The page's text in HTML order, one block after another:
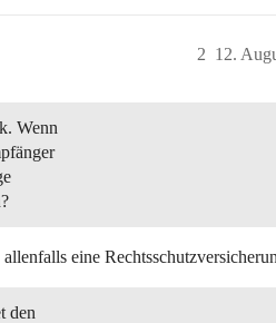
12.
2
Wenn
eine
den